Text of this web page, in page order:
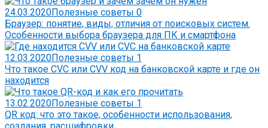
24.03.2020Полезные советы 0
Браузер: понятие, виды, отличия от поисковых систем.
Особенности выбора браузера для ПК и смартфона
12.03.2020Полезные советы 1
Что такое CVC или CVV код на банковской карте и где он
находится
13.02.2020Полезные советы 1
QR код: что это такое, особенности использования,